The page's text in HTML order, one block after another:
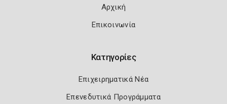
Αρχική
Επικοινωνία
Κατηγορίες
Επιχειρηματικά Νέα
Επενεδυτικά Προγράμματα